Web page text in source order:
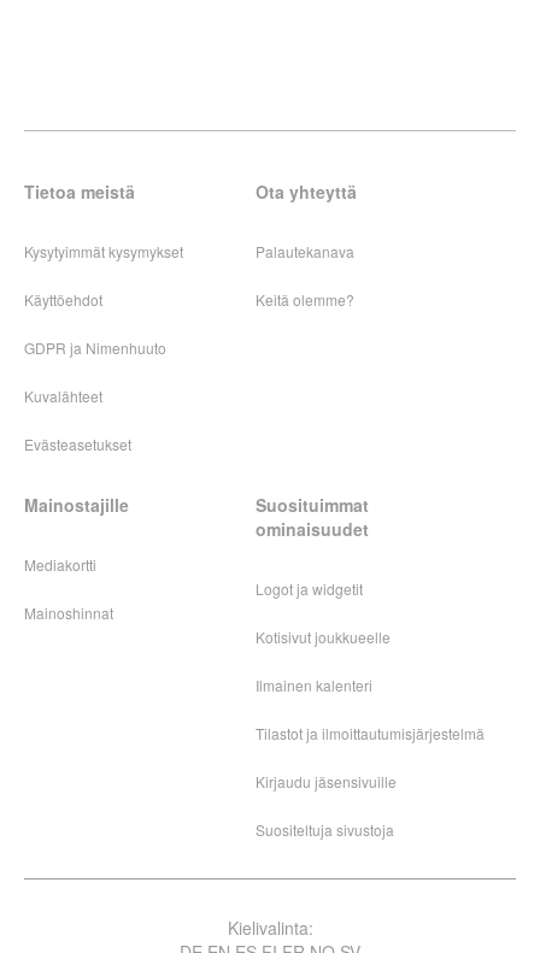
Tietoa meistä
Kysytyimmät kysymykset
Käyttöehdot
GDPR ja Nimenhuuto
Kuvalähteet
Evästeasetukset
Ota yhteyttä
Palautekanava
Keitä olemme?
Mainostajille
Mediakortti
Mainoshinnat
Suosituimmat
ominaisuudet
Logot ja widgetit
Kotisivut joukkueelle
Ilmainen kalenteri
Tilastot ja ilmoittautumisjärjestelmä
Kirjaudu jäsensivuille
Suositeltuja sivustoja
Kielivalinta: